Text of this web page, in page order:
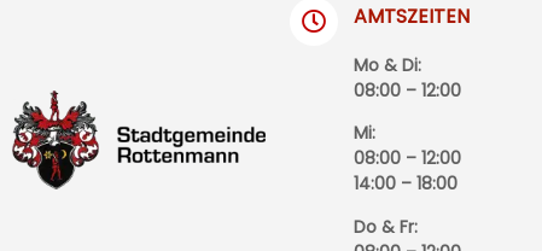
AMTSZEITEN
Mo & Di:
08:00 – 12:00
Mi:
08:00 – 12:00
14:00 – 18:00
Do & Fr: